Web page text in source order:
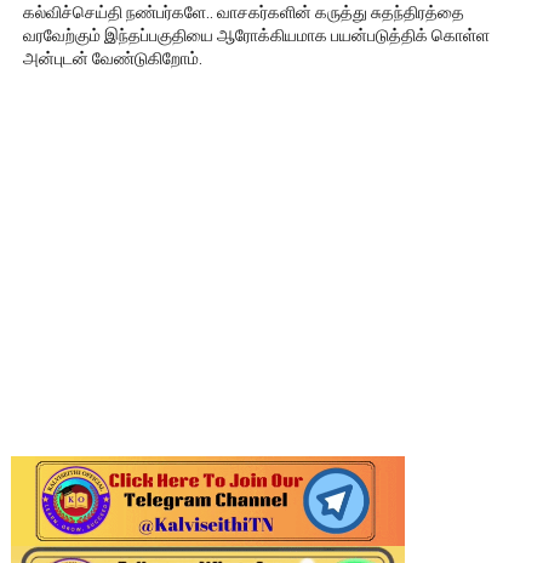
கல்விச்செய்தி நண்பர்களே.. வாசகர்களின் கருத்து சுதந்திரத்தை
வரவேற்கும் இந்தப்பகுதியை ஆரோக்கியமாக பயன்படுத்திக் கொள்ள
அன்புடன் வேண்டுகிறோம்.